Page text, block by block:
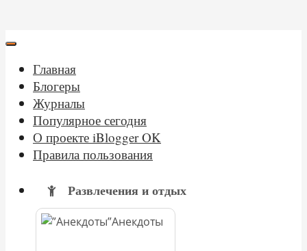
Главная
Блогеры
Журналы
Популярное сегодня
О проекте iBlogger OK
Правила пользования
Развлечения и отдых
Анекдоты